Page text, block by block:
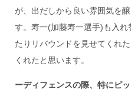
が、出だしから良い雰囲気を
す。寿一(加藤寿一選手)も入
たりリバウンドを見せてくれ
くれたと思います。
ーディフェンスの際、特にピ